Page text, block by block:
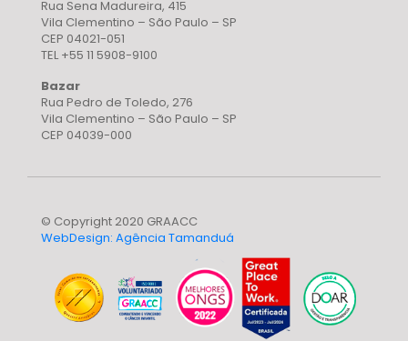
Rua Sena Madureira, 415
Vila Clementino – São Paulo – SP
CEP 04021-051
TEL +55 11 5908-9100
Bazar
Rua Pedro de Toledo, 276
Vila Clementino – São Paulo – SP
CEP 04039-000
© Copyright 2020 GRAACC
WebDesign: Agência Tamanduá